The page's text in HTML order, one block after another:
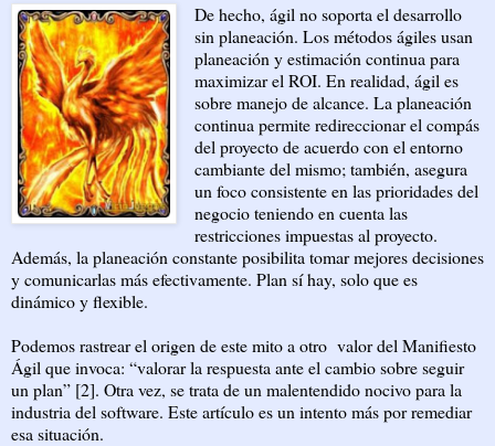
De hecho, ágil no soporta el desarrollo
sin planeación. Los métodos ágiles usan
planeación y estimación continua para
maximizar el ROI. En realidad, ágil es
sobre manejo de alcance. La planeación
continua permite redireccionar el compás
del proyecto de acuerdo con el entorno
cambiante del mismo; también, asegura
un foco consistente en las prioridades del
negocio teniendo en cuenta las
restricciones impuestas al proyecto.
Además, la planeación constante posibilita tomar mejores decisiones
y comunicarlas más efectivamente. Plan sí hay, solo que es
dinámico y flexible.
Podemos rastrear el origen de este mito a otro valor del Manifiesto
Ágil que invoca: “valorar la respuesta ante el cambio sobre seguir
un plan” [2]. Otra vez, se trata de un malentendido nocivo para la
industria del software. Este artículo es un intento más por remediar
esa situación.